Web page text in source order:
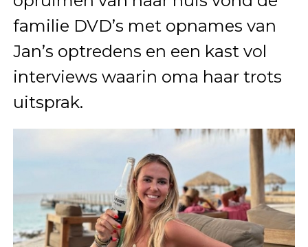
familie DVD’s met opnames van
Jan’s optredens en een kast vol
interviews waarin oma haar trots
uitsprak.